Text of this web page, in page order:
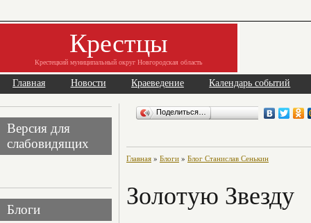
Крестцы
Крестецкий муниципальный округ Новгородская область
Главная Новости Краеведение Календарь событий
Версия для
слабовидящих
Блоги
Поделиться…
Главная » Блоги » Блог Станислав Сенькин
Золотую Звезду